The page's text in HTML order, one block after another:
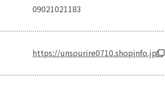
09021021183
https://unsourire0710.shopinfo.jp